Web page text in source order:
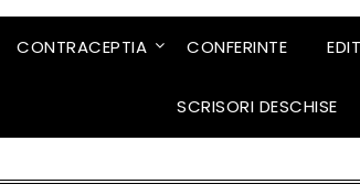
CONTRACEPTIA CONFERINTE
SCRISORI DESCHISE